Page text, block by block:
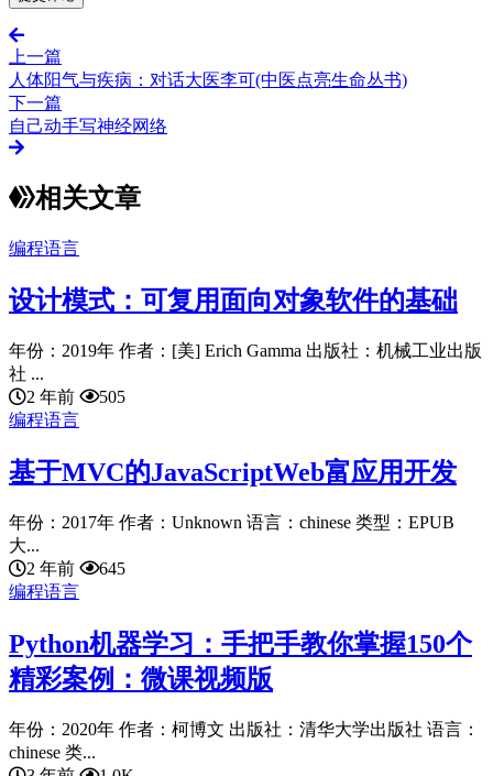
上一篇
人体阳气与疾病：对话大医李可(中医点亮生命丛书)
下一篇
自己动手写神经网络
相关文章
编程语言
设计模式：可复用面向对象软件的基础
年份：2019年 作者：[美] Erich Gamma 出版社：机械工业出版
社 ...
2 年前
505
编程语言
基于MVC的JavaScriptWeb富应用开发
年份：2017年 作者：Unknown 语言：chinese 类型：EPUB
大...
2 年前
645
编程语言
Python机器学习：手把手教你掌握150个
精彩案例：微课视频版
年份：2020年 作者：柯博文 出版社：清华大学出版社 语言：
chinese 类...